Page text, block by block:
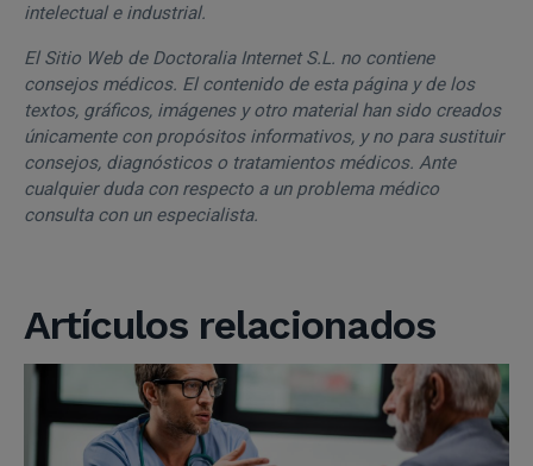
intelectual e industrial.
El Sitio Web de Doctoralia Internet S.L. no contiene
consejos médicos. El contenido de esta página y de los
textos, gráficos, imágenes y otro material han sido creados
únicamente con propósitos informativos, y no para sustituir
consejos, diagnósticos o tratamientos médicos. Ante
cualquier duda con respecto a un problema médico
consulta con un especialista.
Artículos relacionados